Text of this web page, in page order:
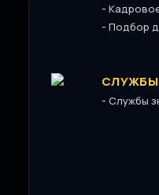
-
- Подбор
- Службы